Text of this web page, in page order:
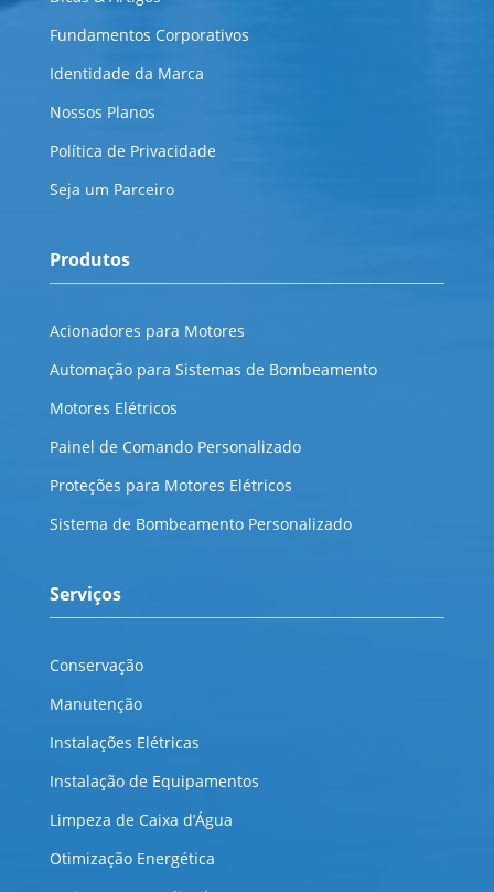
Fundamentos Corporativos
Identidade da Marca
Nossos Planos
Política de Privacidade
Seja um Parceiro
Produtos
Acionadores para Motores
Automação para Sistemas de Bombeamento
Motores Elétricos
Painel de Comando Personalizado
Proteções para Motores Elétricos
Sistema de Bombeamento Personalizado
Serviços
Conservação
Manutenção
Instalações Elétricas
Instalação de Equipamentos
Limpeza de Caixa d’Água
Otimização Energética